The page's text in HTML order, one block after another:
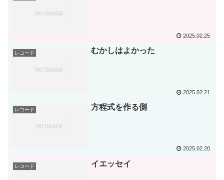
2025.02.25
レコード むかしはよかった
2025.02.21
レコード 方程式を作る側
2025.02.20
レコード イエッセイ